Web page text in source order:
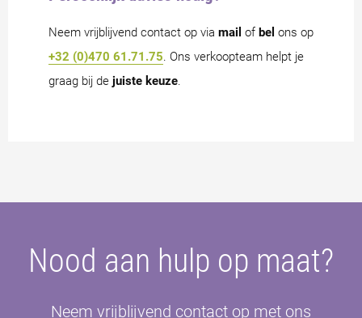
Neem vrijblijvend contact op via mail of bel ons op
+32 (0)470 61.71.75 . Ons verkoopteam helpt je
graag bij de juiste keuze
Nood aan hulp op maat?
Neem vrijblijvend contact op met ons